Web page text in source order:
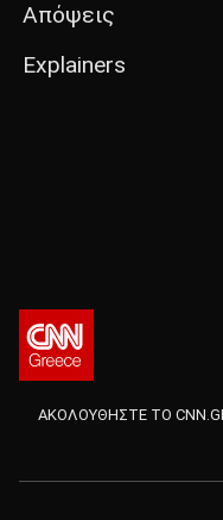
Απόψεις
Explainers
ΑΚΟΛΟΥΘΗΣΤΕ ΤΟ